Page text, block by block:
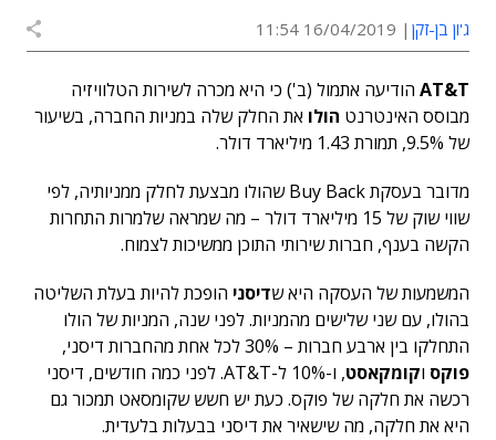
ג'ון בן-זקן 16/04/2019 11:54
AT&T הודיעה אתמול (ב') כי היא מכרה לשירות הטלוויזיה
מבוסס האינטרנט הולו את החלק שלה במניות החברה, בשיעור
של 9.5%, תמורת 1.43 מיליארד דולר.
מדובר בעסקת Buy Back שהולו מבצעת לחלק ממניותיה, לפי
שווי שוק של 15 מיליארד דולר – מה שמראה שלמרות התחרות
הקשה בענף, חברות שירותי התוכן ממשיכות לצמוח.
המשמעות של העסקה היא שדיסני הופכת להיות בעלת השליטה
בהולו, עם שני שלישים מהמניות. לפני שנה, המניות של הולו
התחלקו בין ארבע חברות – 30% לכל אחת מהחברות דיסני,
פוקס וקומקאסט
, ו-10% ל-AT&T. לפני כמה חודשים, דיסני
רכשה את חלקה של פוקס. כעת יש חשש שקומסאט תמכור גם
היא את חלקה, מה שישאיר את דיסני בבעלות בלעדית.